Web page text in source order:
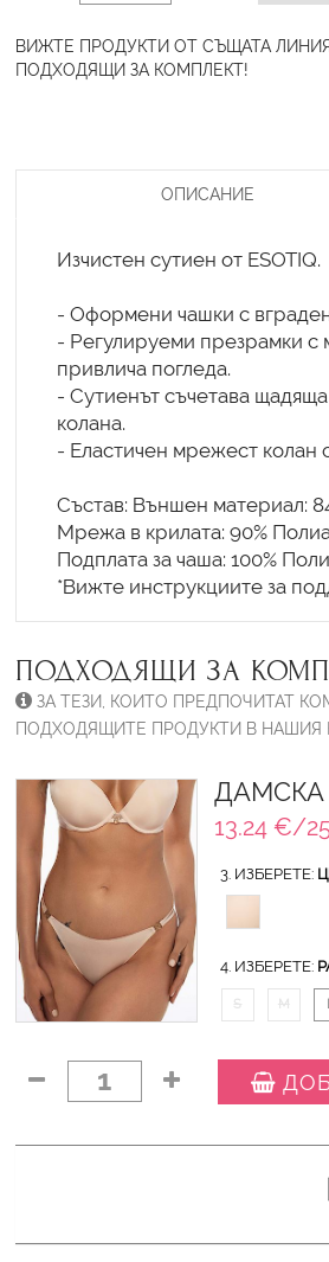
ВИЖТЕ ПРОДУКТИ ОТ СЪЩАТА ЛИНИЯ
ПОДХОДЯЩИ ЗА КОМПЛЕКТ!
ОПИСАНИЕ
Изчистен сутиен от ESOTIQ.
- Оформени чашки с
- Регулируеми презрамки с
привлича погледа.
- Сутиенът съчетава
колана.
- Еластичен мрежест колан
Състав: Външен материал:
Мрежа в крилата: 90%
Подплата за чаша: 100%
ПОДХОДЯЩИ ЗА
ЗА ТЕЗИ, КОИТО ПРЕДПОЧИТАТ
ПОДХОДЯЩИТЕ ПРОДУКТИ В НАШИЯ
ДАМСКА
13.24 €/
3. ИЗБЕРЕТЕ:
4. ИЗБЕРЕТЕ:
S M
1